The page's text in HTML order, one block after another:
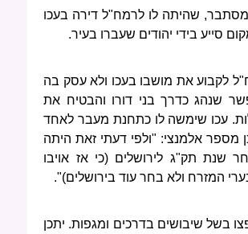
מסתבר, שהיתה לו לרמח"ל דירה בעכו
סייע בידי יהודים שעברו בעיר.
לקבוע את מושבו בעכו ולא עסק בה
שנהג כדרך בני דורו והבטיח את
עכו שימשה לו כתחנת מעבר לאחד
מספר אלמנצי: "ולפי דעתי זאת היתה
שנת תק"ג לירושלים (כי אז אויבו
המזרח ולא בחר עוד בירושלים)".
בשל שיבושים בדרכים ומגפות. יתכן